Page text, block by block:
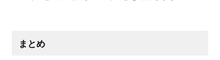
まとめ